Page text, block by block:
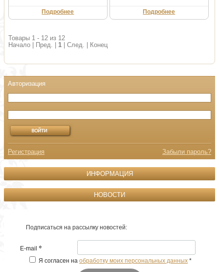
Подробнее Подробнее
Товары 1 - 12 из 12
Начало | Пред. | 1 | След. | Конец
Регистрация Забыли пароль?
ИНФОРМАЦИЯ
НОВОСТИ
Подписаться на рассылку новостей:
E-mail *
Я согласен на обработку моих персональных данных *